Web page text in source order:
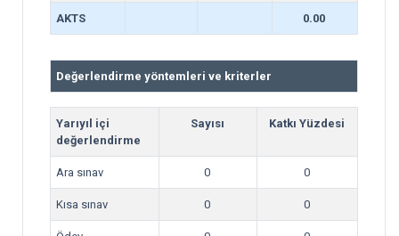
AKTS 0.00
Değerlendirme yöntemleri ve kriterler
Yarıyıl içi
değerlendirme
Sayısı Katkı Yüzdesi
Ara sınav 0 0
Kısa sınav 0 0